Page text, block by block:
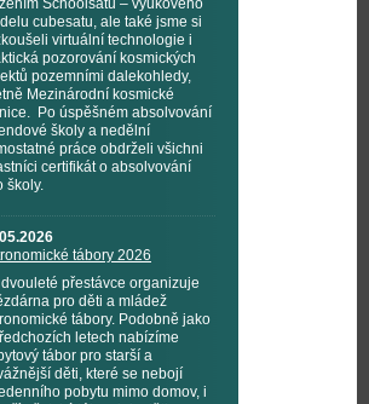
Schoolsatů – výukového
cubesatu, ale také jsme si
virtuální technologie i
pozorování kosmických
pozemními dalekohledy,
Mezinárodní kosmické
Po úspěšném absolvování
školy a nedělní
práce obdrželi všichni
certifikát o absolvování
školy.
tábory 2026
dvouleté přestávce organizuje
pro děti a mládež
tábory. Podobně jako
letech nabízíme
tábor pro starší a
děti, které se nebojí
pobytu mimo domov, i